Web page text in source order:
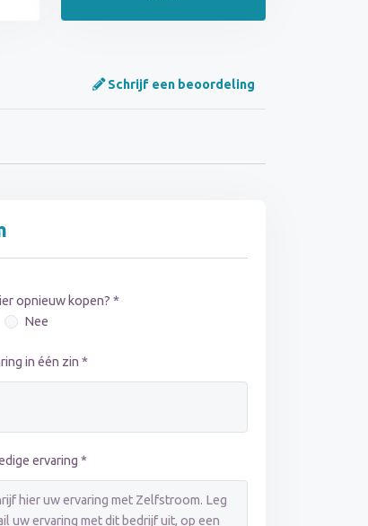
Schrijf een beoordeling
opnieuw kopen? *
Nee
in één zin *
ervaring *